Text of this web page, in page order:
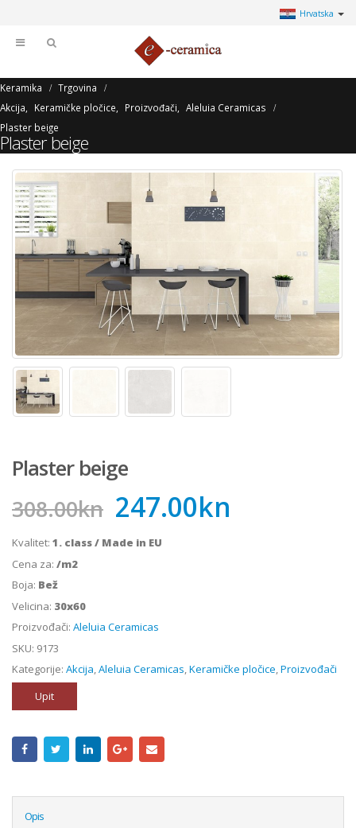
Hrvatska
Keramika
Trgovina
Akcija
Keramičke pločice Proizvođači
Aleluia Ceramicas
Plaster beige
Plaster beige
Plaster beige
308.00kn 247.00kn
Kvalitet: 1. class / Made in EU
Cena za: /m2
Boja: Bež
Velicina: 30x60
Proizvođači: Aleluia Ceramicas
SKU: 9173
Kategorije: Akcija,Aleluia Ceramicas,Keramičke pločice,Proizvođači
Upit
Opis